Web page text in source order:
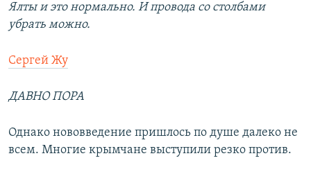
Ялты и это нормально. И провода со столбами
убрать можно.
Сергей Жу
ДАВНО ПОРА
Однако нововведение пришлось по душе далеко не
всем. Многие крымчане выступили резко против.